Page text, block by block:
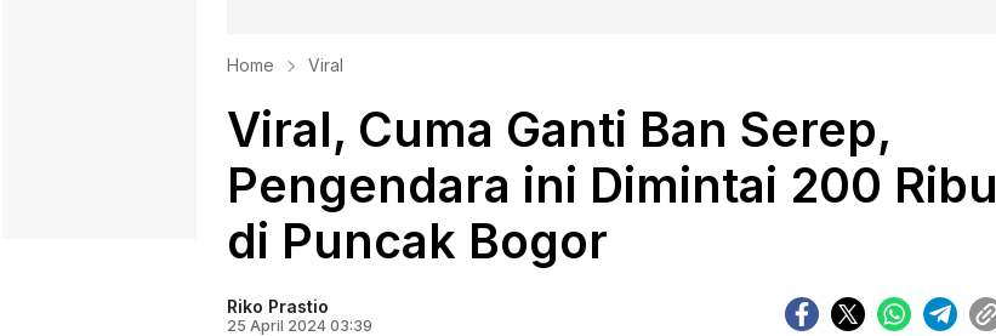
Home Viral
Viral, Cuma Ganti Ban Serep,
Pengendara ini Dimintai 200 Ribu
di Puncak Bogor
Riko Prastio
25 April 2024 03:39